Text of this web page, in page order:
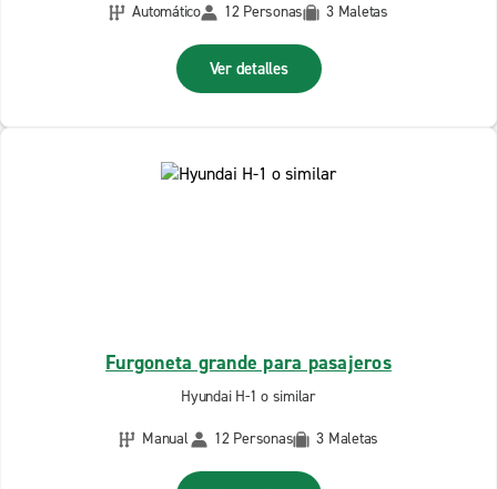
Automático
12 Personas 3 Maletas
Ver detalles
Furgoneta grande para pasajeros
Hyundai H-1 o similar
Manual
12 Personas 3 Maletas